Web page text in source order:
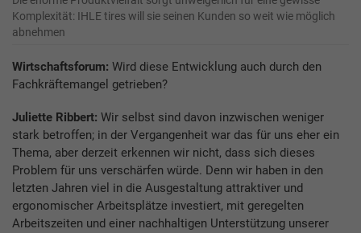
Komplexität: IHLE tires will sie seinen Kunden so weit wie möglich
abnehmen
Wirtschaftsforum: Wird diese Entwicklung auch durch den
Fachkräftemangel getrieben?
Juliette Ribbert: Wir selbst sind davon inzwischen weniger
stark betroffen; in der Vergangenheit war das für uns eher ein
Thema, aber derzeit erkennen wir nicht, dass sich dieses
Problem für uns verschärfen würde. Denn wir haben in den
letzten Jahren viel in die Ausgestaltung attraktiver und
ergonomischer Arbeitsplätze investiert, mit geregelten
Arbeitszeiten und einer nachhaltigen Unterstützung unserer